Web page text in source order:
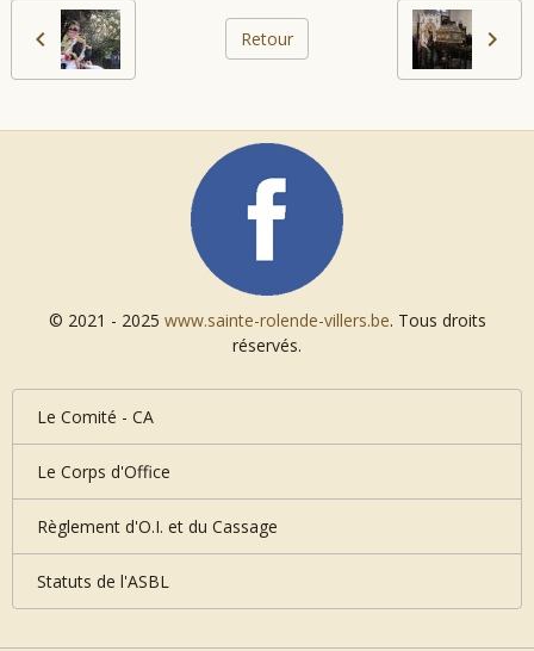
Retour
© 2021 - 2025 www.sainte-rolende-villers.be. Tous droits
réservés.
Le Comité - CA
Le Corps d'Office
Règlement d'O.I. et du Cassage
Statuts de l'ASBL